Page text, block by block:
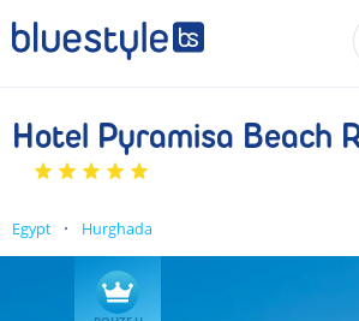
Hotel Pyramisa Beach
Egypt Hurghada